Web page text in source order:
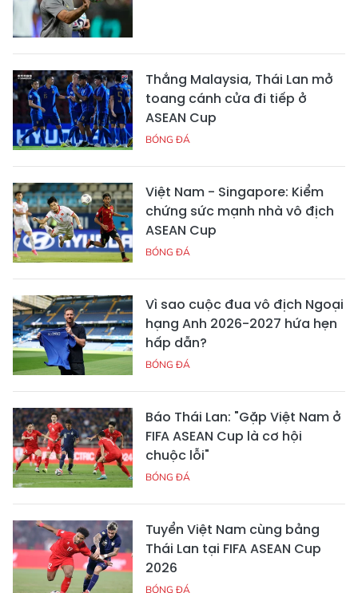
Thắng Malaysia, Thái Lan mở
toang cánh cửa đi tiếp ở
ASEAN Cup
BÓNG ĐÁ
Việt Nam - Singapore: Kiểm
chứng sức mạnh nhà vô địch
ASEAN Cup
BÓNG ĐÁ
Vì sao cuộc đua vô địch Ngoại
hạng Anh 2026-2027 hứa hẹn
hấp dẫn?
BÓNG ĐÁ
Báo Thái Lan: "Gặp Việt Nam ở
FIFA ASEAN Cup là cơ hội
chuộc lỗi"
BÓNG ĐÁ
Tuyển Việt Nam cùng bảng
Thái Lan tại FIFA ASEAN Cup
2026
BÓNG ĐÁ